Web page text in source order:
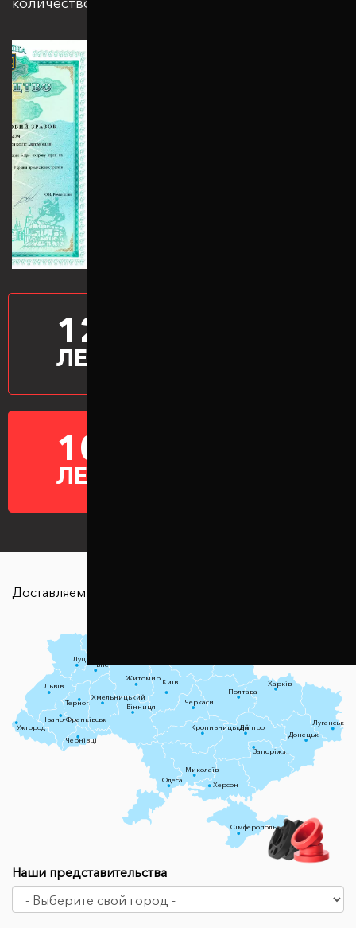
12
ЛЕТ
10
ЛЕТ
Доставляем в любую точку страны
Сімферополь
Луцьк
Київ
Житомир
Тернопіль
Рівне
Львів
Дніпро
Кропивницький
Харків
Полтава
Черкаси
Запоріжжя
Херсон
Донецьк
Луганськ
Ужгород
Чернівці
Вінниця
Хмельницький
Івано-Франківськ
Миколаїв
Одеса
Наши представительства